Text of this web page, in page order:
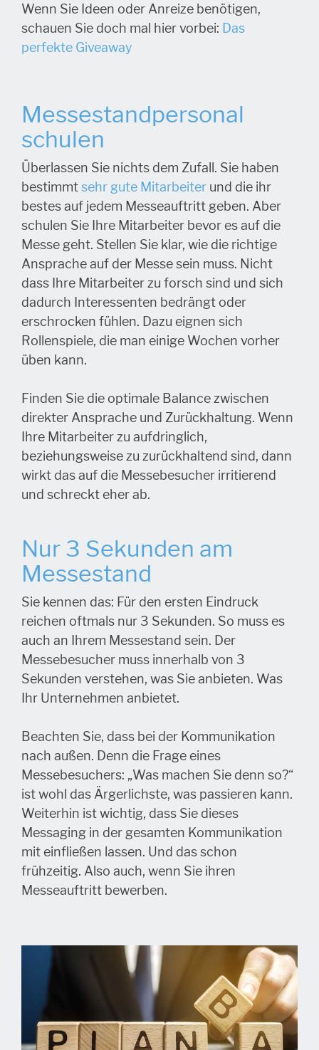
Wenn Sie Ideen oder Anreize benötigen,
schauen Sie doch mal hier vorbei: Das
perfekte Giveaway
Messestandpersonal
schulen
Überlassen Sie nichts dem Zufall. Sie haben
bestimmtsehr gute Mitarbeiter und die ihr
bestes auf jedem Messeauftritt geben. Aber
schulen Sie Ihre Mitarbeiter bevor es auf die
Messe geht. Stellen Sie klar, wie die richtige
Ansprache auf der Messe sein muss. Nicht
dass Ihre Mitarbeiter zu forsch sind und sich
dadurch Interessenten bedrängt oder
erschrocken fühlen. Dazu eignen sich
Rollenspiele, die man einige Wochen vorher
üben kann.
Finden Sie die optimale Balance zwischen
direkter Ansprache und Zurückhaltung. Wenn
Ihre Mitarbeiter zu aufdringlich,
beziehungsweise zu zurückhaltend sind, dann
wirkt das auf die Messebesucher irritierend
und schreckt eher ab.
Nur 3 Sekunden am
Messestand
Sie kennen das: Für den ersten Eindruck
reichen oftmals nur 3 Sekunden. So muss es
auch an Ihrem Messestand sein. Der
Messebesucher muss innerhalb von 3
Sekunden verstehen, was Sie anbieten. Was
Ihr Unternehmen anbietet.
Beachten Sie, dass bei der Kommunikation
nach außen. Denn die Frage eines
Messebesuchers: „Was machen Sie denn so?“
ist wohl das Ärgerlichste, was passieren kann.
Weiterhin ist wichtig, dass Sie dieses
Messaging in der gesamten Kommunikation
mit einfließen lassen. Und das schon
frühzeitig. Also auch, wenn Sie ihren
Messeauftritt bewerben.